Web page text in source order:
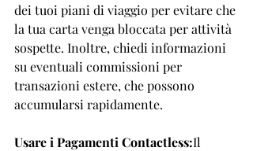
dei tuoi piani di viaggio per evitare che
la tua carta venga bloccata per attività
sospette. Inoltre, chiedi informazioni
su eventuali commissioni per
transazioni estere, che possono
accumularsi rapidamente.
Usare i Pagamenti Contactless:Il